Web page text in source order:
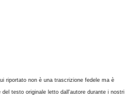
riportato non è una trascrizione fedele ma è
testo originale letto dall'autore durante i nostri